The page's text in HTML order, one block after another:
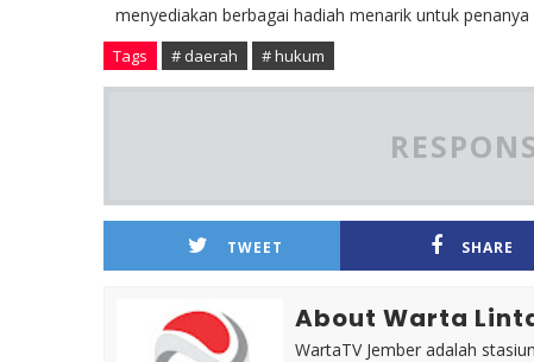
menyediakan berbagai hadiah menarik untuk
Tags # daerah # hukum
TWEET SHARE
About Warta
WartaTV Jember adalah